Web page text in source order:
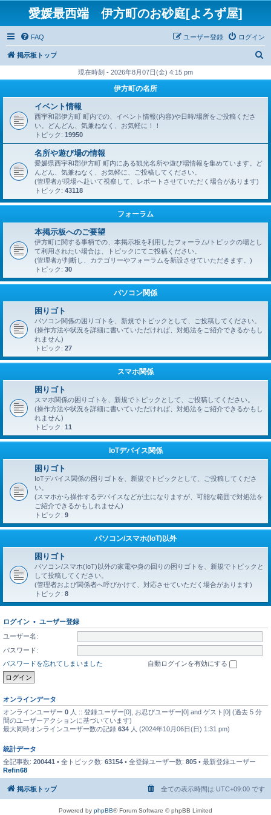
愛媛最西端 伊方町のお砂庭[よろず屋]
FAQ ログイン
ユーザー登録
掲示板トップ
現在時刻 - 2026年8月07日(金) 4:15 pm
伊方町の名所
イベント情報
西宇和郡伊方町 町内での、イベント情報(内容)や日時/場所をご投稿くださ
い。どんどん、気兼ねなく、お気軽に！！
トピック: 19950
名所や遊び場の情報
愛媛県西宇和郡伊方町 町内にある観光名所や遊び場情報を集めています。ど
んどん、気兼ねなく、お気軽に、ご投稿してください。
(管理者が現場へ赴いて視察して、レポートさせていただく場合があります)
トピック: 43118
フォーラム
本掲示板へのご要望
伊方町に関する事柄での、本掲示板を利用したフォーラム/トピックの場とし
て利用されたい場合は、トピックにてご投稿ください。
(管理者が判断し、カテゴリーやフォーラムを新設させていただきます。)
トピック: 30
パソコン関係
困りゴト
パソコン関係の困りゴトを、新規でトピックとして、ご投稿してください。
(操作方法や状況を詳細に書いていただければ、対処法をご紹介できるかもし
れません)
トピック: 27
スマホ関係
困りゴト
スマホ関係の困りゴトを、新規でトピックとして、ご投稿してください。
(操作方法や状況を詳細に書いていただければ、対処法をご紹介できるかもし
れません)
トピック: 11
IoTデバイス関係
困りゴト
IoTデバイス関係の困りゴトを、新規でトピックとして、ご投稿してくださ
い。
(スマホから操作するデバイスなどが主になりますが、可能な範囲で対処法を
ご紹介できるかもしれません)
トピック: 9
パソコン/スマホ(IoT)以外
困りゴト
パソコン/スマホ(IoT)以外の家電や身の回りの困りゴトを、新規でトピックと
して投稿してください。
(管理者および関係者へ呼びかけて、対応させていただく場合があります)
トピック: 8
ログイン • ユーザー登録
ユーザー名:
パスワード:
パスワードを忘れてしまいました
自動ログインを有効にする
オンラインデータ
オンラインユーザー 0 人 :: 登録ユーザー[0], お忍びユーザー[0] and ゲスト[0] (過去 5 分
間のユーザーアクションに基づいています)
最大同時オンラインユーザー数の記録 634 人 (2024年10月06日(日) 1:31 pm)
統計データ
全記事数: 200441 • 全トピック数: 63154 • 全登録ユーザー数: 805 • 最新登録ユーザー
Refin68
掲示板トップ 全ての表示時間は UTC+09:00 です
Powered by phpBB® Forum Software © phpBB Limited